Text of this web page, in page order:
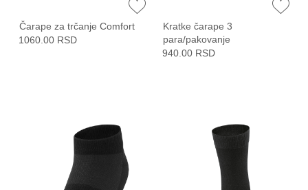
Čarape za trčanje Comfort
1060.00 RSD
Kratke čarape 3
para/pakovanje
940.00 RSD